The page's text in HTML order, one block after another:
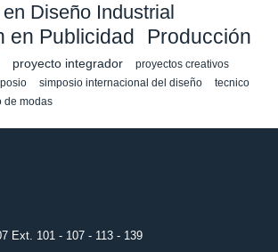
Diseño Industrial
en Publicidad
Producción
proyecto integrador proyectos creativos
simposio internacional del diseño
tecnico
de modas
Ext. 101 - 107 - 113 - 139